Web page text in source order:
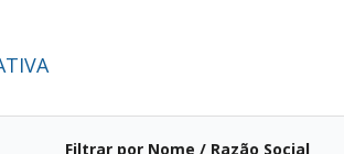
Filtrar por Nome / Razão Social